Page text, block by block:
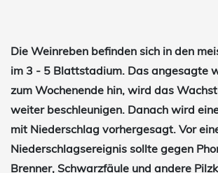
Die Weinreben befinden sich in den
im 3 - 5 Blattstadium. Das angesagte
zum Wochenende hin, wird das
weiter beschleunigen. Danach wird
mit Niederschlag vorhergesagt. Vor
Niederschlagsereignis sollte gegen
Brenner, Schwarzfäule und andere